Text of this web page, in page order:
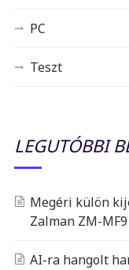
PC
Teszt
LEGUTÓBBI
Megéri külön
Zalman ZM-
AI-ra hangolt